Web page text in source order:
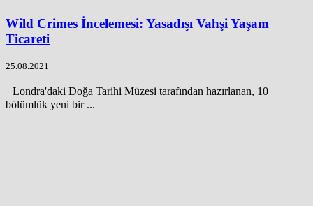
Wild Crimes İncelemesi: Yasadışı Vahşi Yaşam
Ticareti
25.08.2021
Londra'daki Doğa Tarihi Müzesi tarafından hazırlanan, 10
bölümlük yeni bir ...